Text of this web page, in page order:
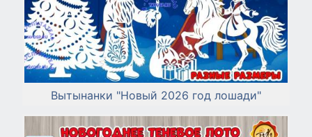
Вытынанки "Новый 2026 год лошади"